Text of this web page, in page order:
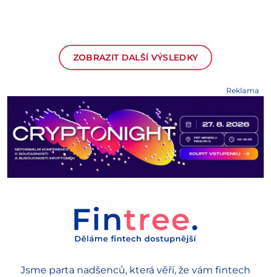
ZOBRAZIT DALŠÍ VÝSLEDKY
Reklama
Jsme parta nadšenců, která věří, že vám fintech